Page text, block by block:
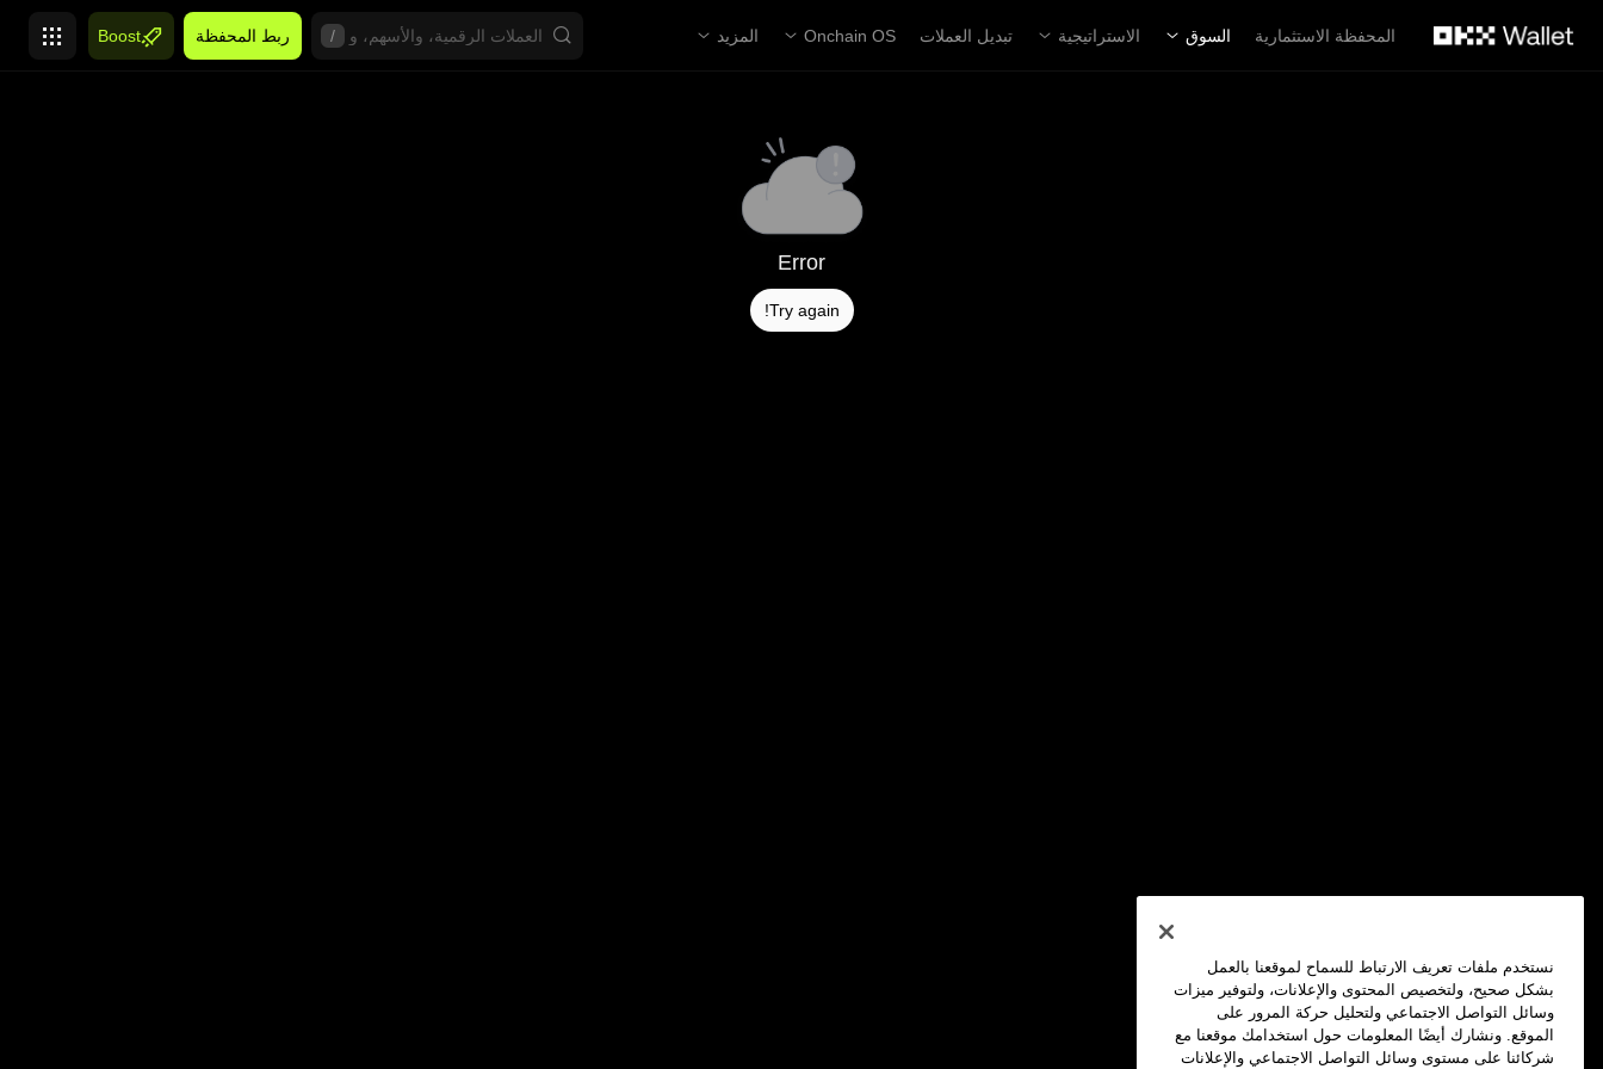
المحفظة الاستثمارية
السوق الاستراتيجية تبديل العملات Onchain OS المزيد / ربط المحفظة Boost
Error
Try again!
نستخدم ملفات تعريف الارتباط للسماح لموقعنا بالعمل
بشكل صحيح، ولتخصيص المحتوى والإعلانات، ولتوفير ميزات
وسائل التواصل الاجتماعي ولتحليل حركة المرور على
الموقع. ونشارك أيضًا المعلومات حول استخدامك موقعنا مع
شركائنا على مستوى وسائل التواصل الاجتماعي والإعلانات